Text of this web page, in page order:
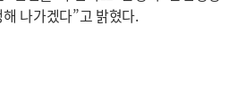
나가겠다”고 밝혔다.